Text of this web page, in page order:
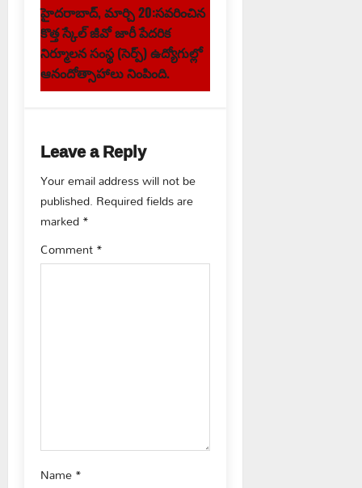
t
n
a
i
g
a
t
హైద‌రాబాద్‌, మార్చి 20:స‌వ‌రించిన
కొత్త స్కేల్ జీవో జారీ పేద‌రిక
నిర్మూల‌న సంస్థ (సెర్ప్) ఉద్యోగుల్లో
ఆనందోత్సాహాలు నింపింది.
Leave a Reply
Your email address will not be
published. Required fields are
marked*
Comment*
Name*